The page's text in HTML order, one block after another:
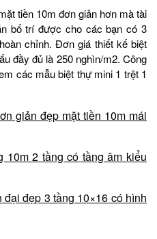
tiền 10m đơn giản hơn mà tài
bố trí được cho các bạn có 3
chỉnh. Đơn giá thiết kế biệt
đầy đủ là 250 nghìn/m2. Công
các mẫu biệt thự mini 1 trệt 1
giản đẹp mặt tiền 10m mái
10m 2 tầng có tầng âm kiểu
đẹp 3 tầng 10×16 có hình